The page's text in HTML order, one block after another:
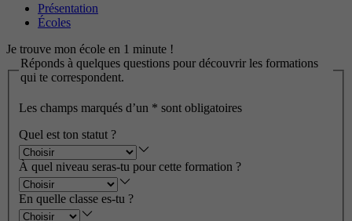
Présentation
Écoles
Je trouve mon école en 1 minute !
Réponds à quelques questions pour découvrir les formations
qui te correspondent.
Les champs marqués d’un * sont obligatoires
Quel est ton statut ?
À quel niveau seras-tu pour cette formation ?
En quelle classe es-tu ?